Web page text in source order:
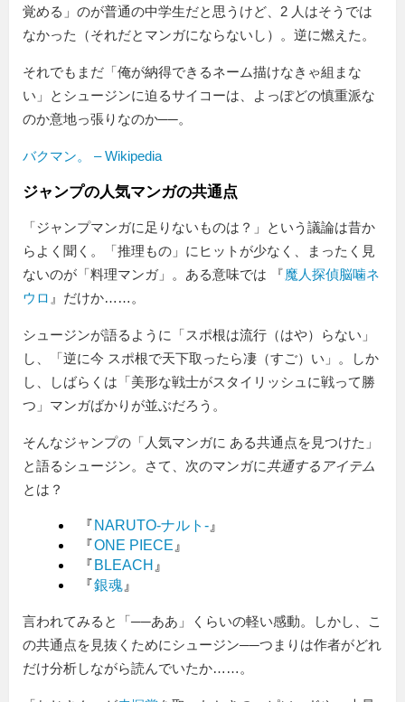
覚める」のが普通の中学生だと思うけど、2 人はそうでは
なかった（それだとマンガにならないし）。逆に燃えた。
それでもまだ「俺が納得できるネーム描けなきゃ組まな
い」とシュージンに迫るサイコーは、よっぽどの慎重派な
のか意地っ張りなのか──。
バクマン。 – Wikipedia
ジャンプの人気マンガの共通点
「ジャンプマンガに足りないものは？」という議論は昔か
らよく聞く。「推理もの」にヒットが少なく、まったく見
ないのが「料理マンガ」。ある意味では 『魔人探偵脳噛ネ
ウロ 』だけか……。
シュージンが語るように「スポ根は流行（はや）らない」
し、「逆に今 スポ根で天下取ったら凄（すご）い」。しか
し、しばらくは「美形な戦士がスタイリッシュに戦って勝
つ」マンガばかりが並ぶだろう。
そんなジャンプの「人気マンガに ある共通点を見つけた」
と語るシュージン。さて、次のマンガに共通するアイテム
とは？
『 NARUTO-ナルト- 』
『ONE PIECE 』
『 BLEACH 』
『銀魂 』
言われてみると「──ああ」くらいの軽い感動。しかし、こ
の共通点を見抜くためにシュージン──つまりは作者がどれ
だけ分析しながら読んでいたか……。